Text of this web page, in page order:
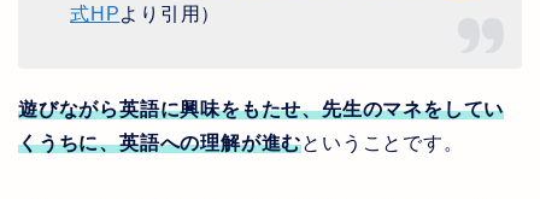
式HPより引用）
遊びながら英語に興味をもたせ、先生のマネをしてい
くうちに、英語への理解が進むということです。